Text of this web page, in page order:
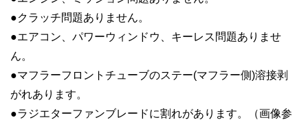
●クラッチ問題ありません。
●エアコン、パワーウィンドウ、キーレス問題ありませ
ん。
●マフラーフロントチューブのステー(マフラー側)溶接剥
がれあります。
●ラジエターファンブレードに割れがあります。（画像参